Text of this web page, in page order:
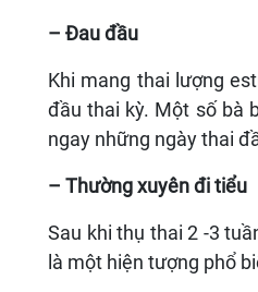
– Đau đầu
Khi mang thai lượng
đầu thai kỳ. Một số bà
ngay những ngày thai
– Thường xuyên đi tiểu
Sau khi thụ thai 2 -3
là một hiện tượng phổ